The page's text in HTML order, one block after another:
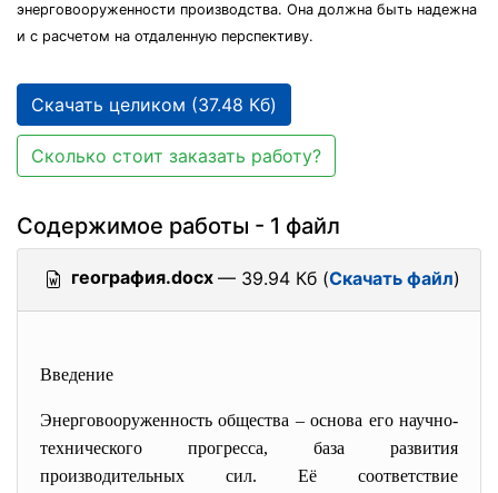
энерговооруженности производства. Она должна быть надежна
и с расчетом на отдаленную перспективу.
Скачать целиком (37.48 Кб)
Сколько стоит заказать работу?
Содержимое работы - 1 файл
география.docx — 39.94 Кб (Скачать файл)
Введение
Энерговооруженность общества – основа его научно-
технического прогресса, база развития
производительных сил. Её соответствие